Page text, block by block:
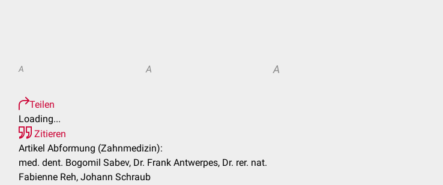
A A A
Teilen
Loading...
Zitieren
Artikel Abformung (Zahnmedizin):
med. dent. Bogomil Sabev, Dr. Frank Antwerpes, Dr. rer. nat.
Fabienne Reh, Johann Schraub